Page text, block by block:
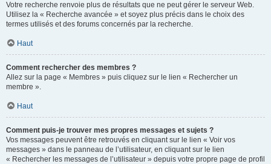
Votre recherche renvoie plus de résultats que ne peut gérer le serveur Web.
Utilisez la « Recherche avancée » et soyez plus précis dans le choix des
termes utilisés et des forums concernés par la recherche.
Haut
Comment rechercher des membres ?
Allez sur la page « Membres » puis cliquez sur le lien « Rechercher un
membre ».
Haut
Comment puis-je trouver mes propres messages et sujets ?
Vos messages peuvent être retrouvés en cliquant sur le lien « Voir vos
messages » dans le panneau de l’utilisateur, en cliquant sur le lien
« Rechercher les messages de l’utilisateur » depuis votre propre page de profil